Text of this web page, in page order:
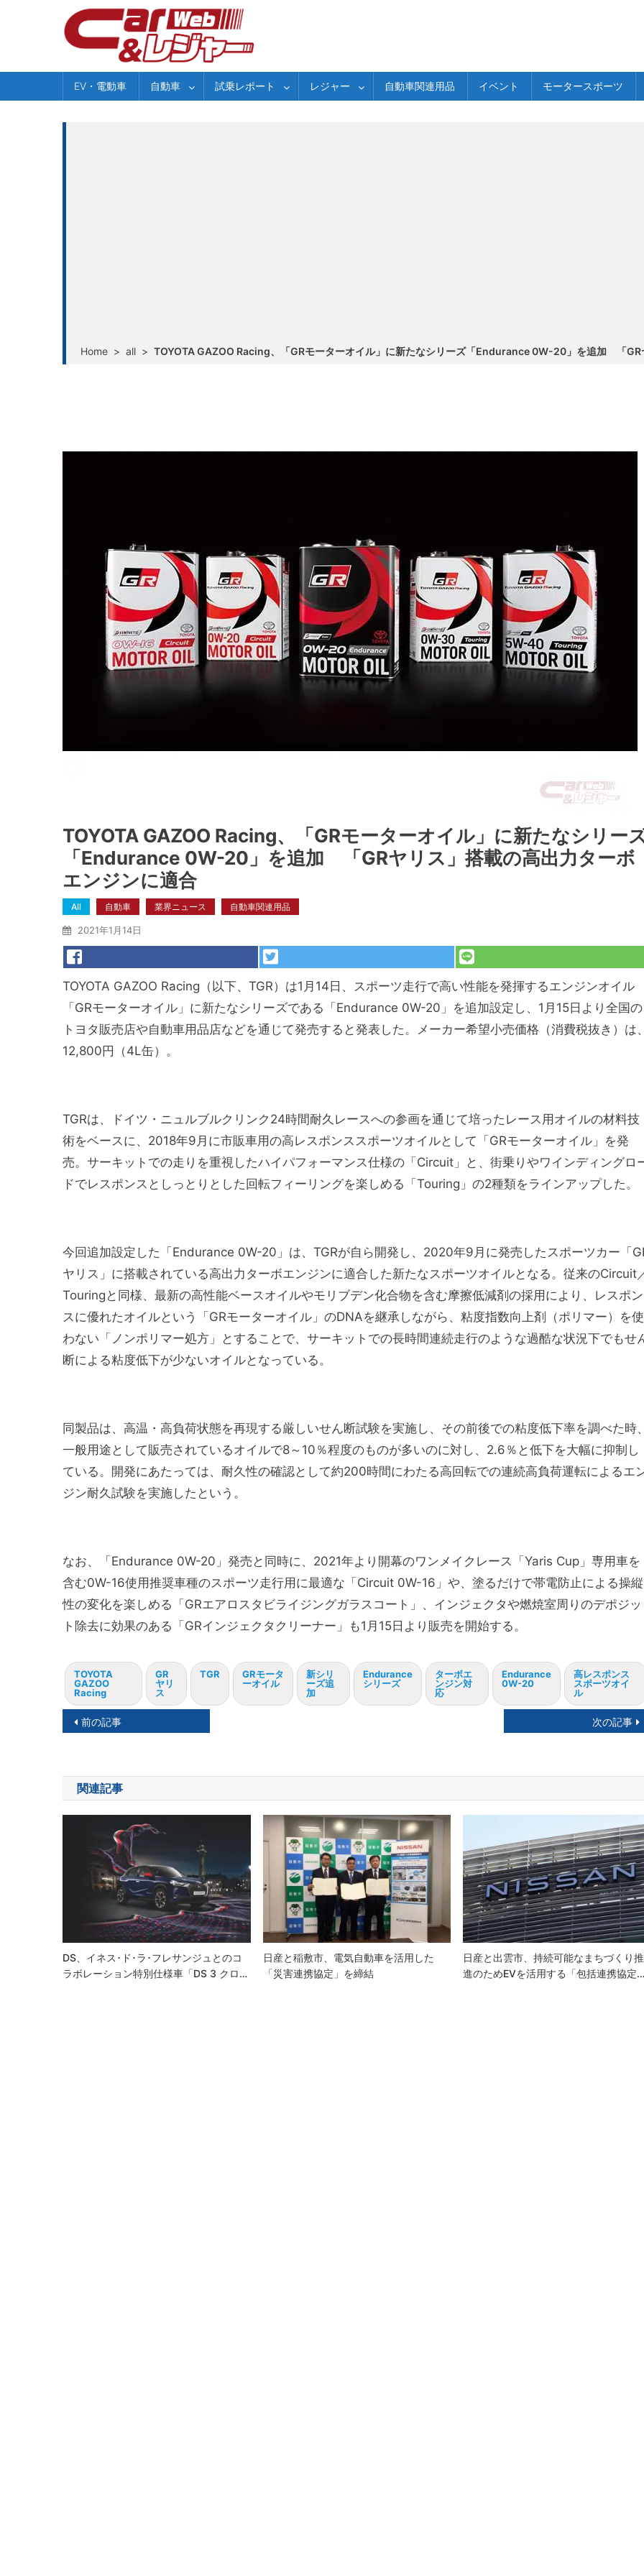
EV・電動車 自動車 試乗レポート レジャー 自動車関連用品 イベント モータースポーツ
Home > all > TOYOTA GAZOO Racing、「GRモーターオイル」に新たなシリーズ「Endurance 0W-20」を追加 「GR
TOYOTA GAZOO Racing、「GRモーターオイル」に新たなシリー
「Endurance 0W-20」を追加 「GRヤリス」搭載の高出力ターボ
エンジンに適合
All 自動車 業界ニュース 自動車関連用品
2021年1月14日
TOYOTA GAZOO Racing（以下、TGR）は1月14日、スポーツ走行で高い性能を発揮するエンジンオイル
「GRモーターオイル」に新たなシリーズである「Endurance 0W-20」を追加設定し、1月15日より全国の
トヨタ販売店や自動車用品店などを通じて発売すると発表した。メーカー希望小売価格（消費税抜き）は
12,800円（4L缶）。
TGRは、ドイツ・ニュルブルクリンク24時間耐久レースへの参画を通じて培ったレース用オイルの材料技
術をベースに、2018年9月に市販車用の高レスポンススポーツオイルとして「GRモーターオイル」を発
売。サーキットでの走りを重視したハイパフォーマンス仕様の「Circuit」と、街乗りやワインディングロ
ドでレスポンスとしっとりとした回転フィーリングを楽しめる「Touring」の2種類をラインアップした。
今回追加設定した「Endurance 0W-20」は、TGRが自ら開発し、2020年9月に発売したスポーツカー「
ヤリス」に搭載されている高出力ターボエンジンに適合した新たなスポーツオイルとなる。従来のCircuit
Touringと同様、最新の高性能ベースオイルやモリブデン化合物を含む摩擦低減剤の採用により、レスポン
スに優れたオイルという「GRモーターオイル」のDNAを継承しながら、粘度指数向上剤（ポリマー）を使
わない「ノンポリマー処方」とすることで、サーキットでの長時間連続走行のような過酷な状況下でもせ
断による粘度低下が少ないオイルとなっている。
同製品は、高温・高負荷状態を再現する厳しいせん断試験を実施し、その前後での粘度低下率を調べた時
一般用途として販売されているオイルで8～10％程度のものが多いのに対し、2.6％と低下を大幅に抑制し
ている。開発にあたっては、耐久性の確認として約200時間にわたる高回転での連続高負荷運転によるエ
ジン耐久試験を実施したという。
なお、「Endurance 0W-20」発売と同時に、2021年より開幕のワンメイクレース「Yaris Cup」専用車を
含む0W-16使用推奨車種のスポーツ走行用に最適な「Circuit 0W-16」や、塗るだけで帯電防止による操縦
性の変化を楽しめる「GRエアロスタビライジングガラスコート」、インジェクタや燃焼室周りのデポジッ
ト除去に効果のある「GRインジェクタクリーナー」も1月15日より販売を開始する。
TOYOTA
GAZOO
Racing
GR
ヤリ
ス
TGR
GRモータ
ーオイル
新シリ
ーズ追
加
Endurance
シリーズ
ターボエ
ンジン対
応
Endurance
0W-20
高レスポンス
スポーツオイ
ル
投
ナ
ビ
ン
前の記事 次の記事
関連記事
DS、イネス･ド･ラ･フレサンジュとのコ
ラボレーション特別仕様車「DS 3 クロ…
日産と稲敷市、電気自動車を活用した
「災害連携協定」を締結
日産と出雲市、持続可能なまちづくり推
進のためEVを活用する「包括連携協定